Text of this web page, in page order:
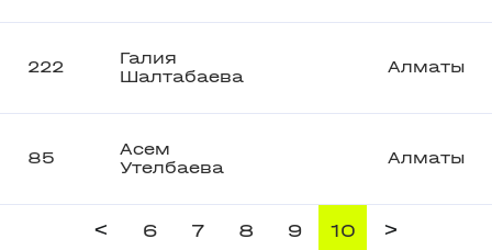
222
Галия
Шалтабаева
Алматы
85
Асем
Утелбаева
Алматы
< 6 7 8 9 10 >